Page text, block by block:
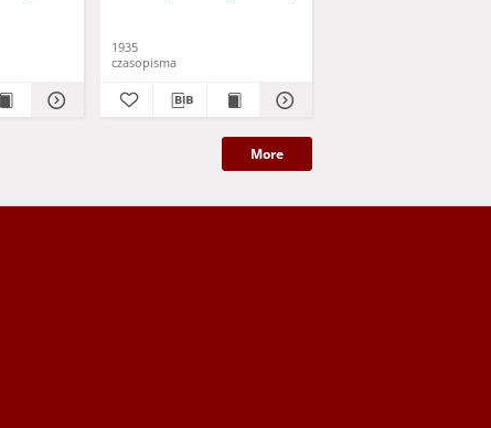
1935
czasopisma
More